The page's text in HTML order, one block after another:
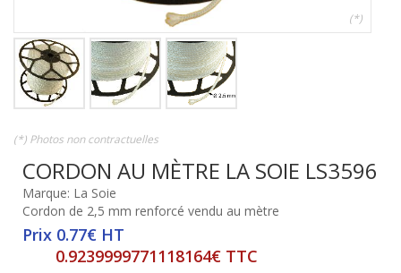
(*)
(*) Photos non contractuelles
CORDON AU MÈTRE LA SOIE LS3596
Marque: La Soie
Cordon de 2,5 mm renforcé vendu au mètre
Prix 0.77€ HT
0.9239999771118164€ TTC